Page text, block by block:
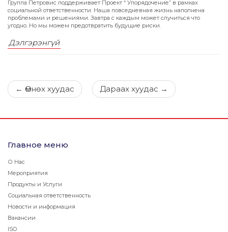
Группа Петровис поддерживает Проект “ Упорядочение” в рамках
социальной ответственности. Наша повседневная жизнь наполнена
проблемами и решениями. Завтра с каждым может случиться что
угодно. Но мы можем предотвратить будущие риски.
Дэлгэрэнгүй
← Өмнөх хуудас Дараах хуудас →
Главное меню
О Нас
Мероприятия
Продукты и Услуги
Социальная ответственность
Новости и информация
Вакансии
ISO